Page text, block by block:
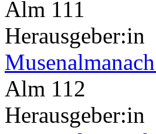
Alm 111
Herausgeber:in
Alm 112
Herausgeber:in